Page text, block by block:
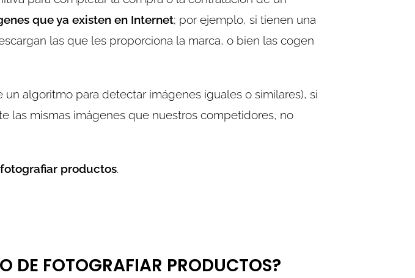
que ya existen en Internet; por ejemplo, si tienen una
las que les proporciona la marca, o bien las cogen
un algoritmo para detectar imágenes iguales o similares), si
las mismas imágenes que nuestros competidores, no
fotografiar productos.
DE FOTOGRAFIAR PRODUCTOS?